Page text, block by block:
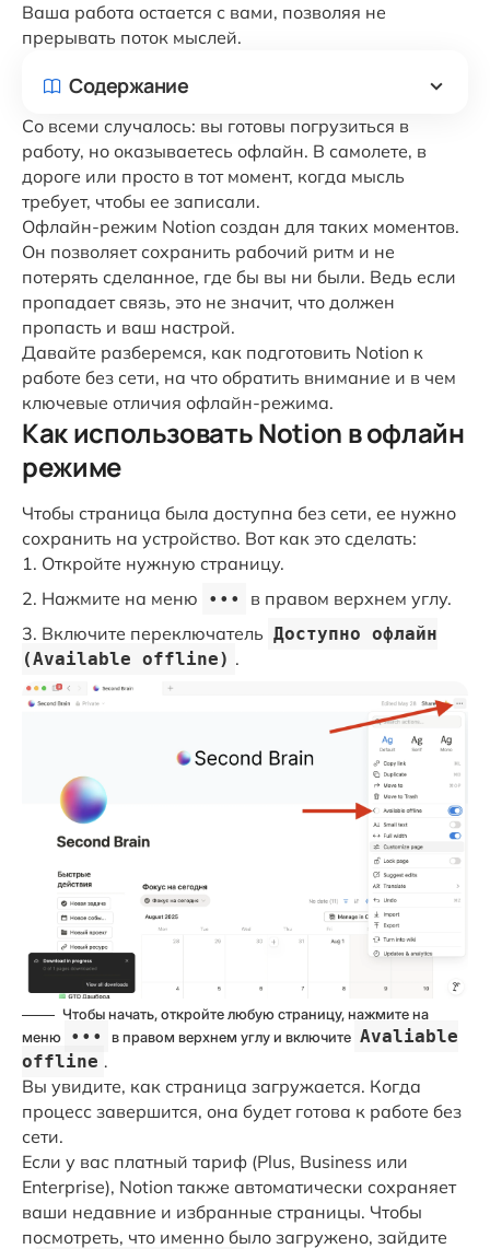
Ваша работа остается с вами, позволяя не
прерывать поток мыслей.
Содержание
Со всеми случалось: вы готовы погрузиться в
работу, но оказываетесь офлайн. В самолете, в
дороге или просто в тот момент, когда мысль
требует, чтобы ее записали.
Офлайн-режим Notion создан для таких моментов.
Он позволяет сохранить рабочий ритм и не
потерять сделанное, где бы вы ни были. Ведь если
пропадает связь, это не значит, что должен
пропасть и ваш настрой.
Давайте разберемся, как подготовить Notion к
работе без сети, на что обратить внимание и в чем
ключевые отличия офлайн-режима.
Как использовать Notion в офлайн
режиме
Чтобы страница была доступна без сети, ее нужно
сохранить на устройство. Вот как это сделать:
Откройте нужную страницу.
Нажмите на меню
•••
в правом верхнем углу.
Включите переключатель Доступно офлайн
(Available offline) .
Чтобы начать, откройте любую страницу, нажмите на
меню
••• в правом верхнем углу и включите Avaliable
offline .
Вы увидите, как страница загружается. Когда
процесс завершится, она будет готова к работе без
сети.
Если у вас платный тариф (Plus, Business или
Enterprise), Notion также автоматически сохраняет
ваши недавние и избранные страницы. Чтобы
посмотреть, что именно было загружено, зайдите